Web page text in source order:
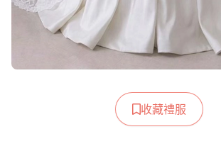
收藏禮服